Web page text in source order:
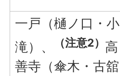
一戸（樋ノ口・小
滝）、
（注意2） 高
善寺（傘木・古舘